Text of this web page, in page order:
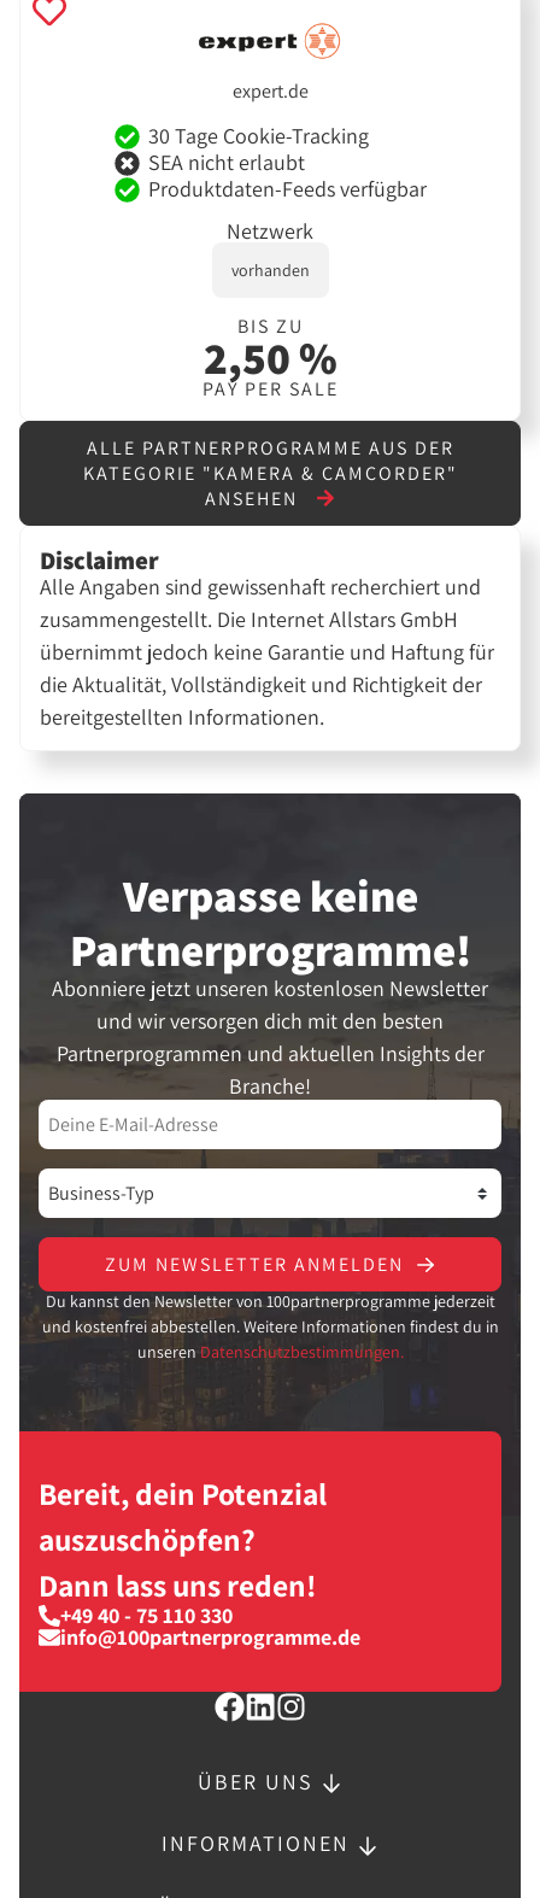
expert.de
30 Tage Cookie-Tracking
SEA nicht erlaubt
Produktdaten-Feeds verfügbar
Netzwerk
vorhanden
BIS ZU
2,50 %
PAY PER SALE
ALLE PARTNERPROGRAMME AUS DER
KATEGORIE "KAMERA & CAMCORDER"
ANSEHEN
Disclaimer
Alle Angaben sind gewissenhaft recherchiert und
zusammengestellt. Die Internet Allstars GmbH
übernimmt jedoch keine Garantie und Haftung für
die Aktualität, Vollständigkeit und Richtigkeit der
bereitgestellten Informationen.
Verpasse keine
Partner­programme!
Abonniere jetzt unseren kostenlosen Newsletter
und wir versorgen dich mit den besten
Partnerprogrammen und aktuellen Insights der
Branche!
ZUM NEWSLETTER ANMELDEN
Du kannst den Newsletter von 100partnerprogramme jederzeit
und kostenfrei abbestellen. Weitere Informationen findest du in
unseren Datenschutzbestimmungen.
Bereit, dein Potenzial
auszuschöpfen?
Dann lass uns reden!
+49 40 - 75 110 330
info@100partnerprogramme.de
ÜBER UNS
INFORMATIONEN